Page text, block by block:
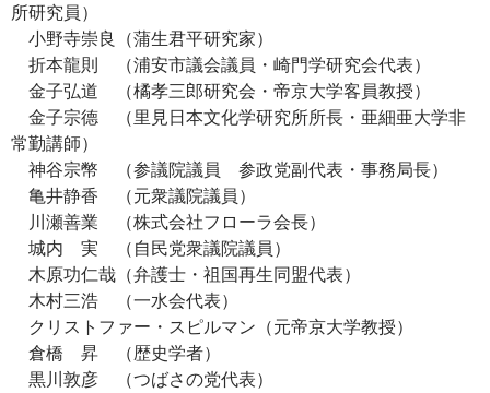
所研究員）
小野寺崇良（蒲生君平研究家）
折本龍則 （浦安市議会議員・崎門学研究会代表）
金子弘道 （橘孝三郎研究会・帝京大学客員教授）
金子宗德 （里見日本文化学研究所所長・亜細亜大学非
常勤講師）
神谷宗幣 （参議院議員 参政党副代表・事務局長）
亀井静香 （元衆議院議員）
川瀬善業 （株式会社フローラ会長）
城内 実 （自民党衆議院議員）
木原功仁哉（弁護士・祖国再生同盟代表）
木村三浩 （一水会代表）
クリストファー・スピルマン（元帝京大学教授）
倉橋 昇 （歴史学者）
黒川敦彦 （つばさの党代表）